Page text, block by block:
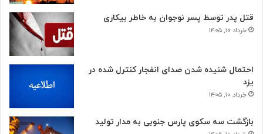
قتل پدر توسط پسر نوجوان به خاطر بیکاری
خرداد ۱۰, ۱۴۰۵
احتمال شنیده شدن صدای انفجار کنترل شده در
یزد
خرداد ۱۰, ۱۴۰۵
بازگشت سه سکوی پارس جنوبی به مدار تولید